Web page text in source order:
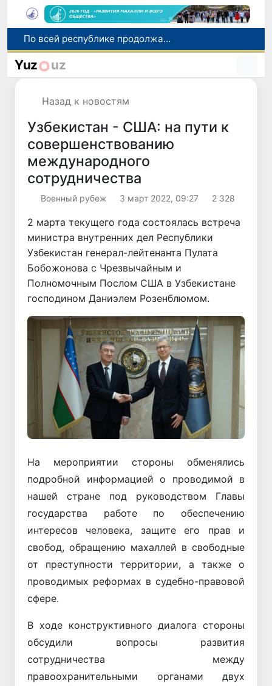
Оказавшийся в сложной ситуации в Германии соотечественник возвращен в Узбекистан
В Узбекистане определили порядок создания и эксплуатации платных автодорог
Yuz uz
Назад к новостям
Узбекистан - США: на пути к
совершенствованию
международного
сотрудничества
Военный рубеж 3 март 2022, 09:27 2 328
2 марта текущего года состоялась встреча
министра внутренних дел Республики
Узбекистан генерал-лейтенанта Пулата
Бобожонова с Чрезвычайным и
Полномочным Послом США в Узбекистане
господином Даниэлем Розенблюмом.
На мероприятии стороны обменялись
подробной информацией о проводимой в
нашей стране под руководством Главы
государства работе по обеспечению
интересов человека, защите его прав и
свобод, обращению махаллей в свободные
от преступности территории, а также о
проводимых реформах в судебно-правовой
сфере.
В ходе конструктивного диалога стороны
обсудили вопросы развития
сотрудничества между
правоохранительными органами двух